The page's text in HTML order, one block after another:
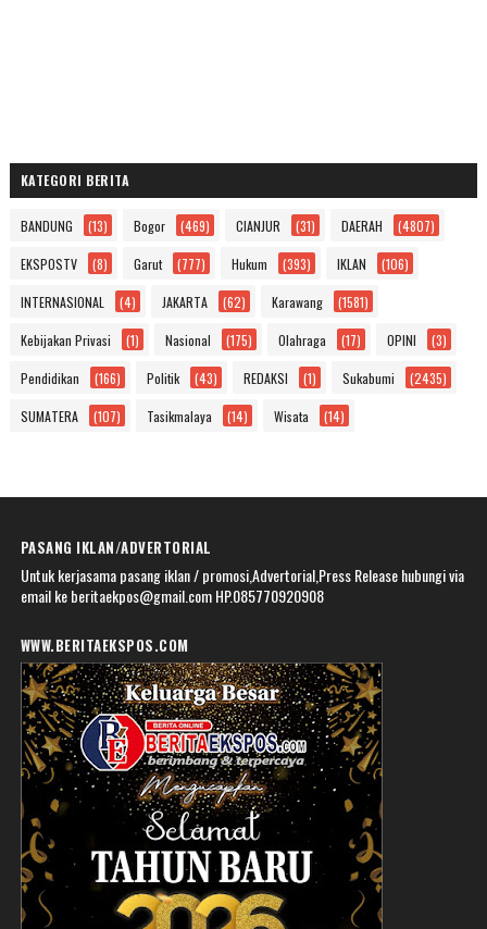
KATEGORI BERITA
BANDUNG (13) Bogor (469) CIANJUR (31) DAERAH (4807)
EKSPOSTV (8) Garut (777) Hukum (393) IKLAN (106)
INTERNASIONAL (4) JAKARTA (62) Karawang (1581)
Kebijakan Privasi (1) Nasional (175) Olahraga (17) OPINI (3)
Pendidikan (166) Politik (43) REDAKSI (1) Sukabumi (2435)
SUMATERA (107) Tasikmalaya (14) Wisata (14)
PASANG IKLAN/ADVERTORIAL
Untuk kerjasama pasang iklan / promosi,Advertorial,Press Release hubungi via
email ke beritaekpos@gmail.com HP.085770920908
WWW.BERITAEKSPOS.COM